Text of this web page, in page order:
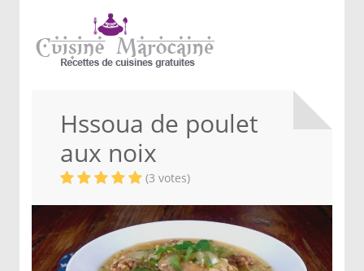
Hssoua de poulet
aux noix
(3 votes)